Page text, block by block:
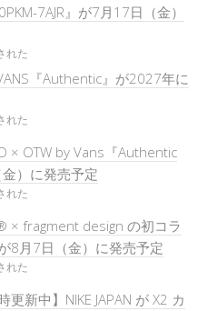
7AJR』が7月17日（金）
れた
『Authentic』が2027年に
れた
× OTW by Vans『Authentic
）に発売予定
れた
× fragment design の初コラ
8月7日（金）に発売予定
れた
更新中】NIKE JAPAN が X2 カ